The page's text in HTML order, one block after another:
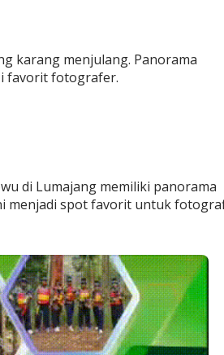
karang menjulang. Panorama
favorit fotografer.
di Lumajang memiliki panorama
menjadi spot favorit untuk